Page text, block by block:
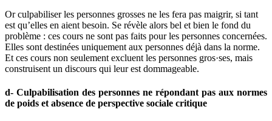
Or culpabiliser les personnes grosses ne les fera pas maigrir, si tant
est qu’elles en aient besoin. Se révèle alors bel et bien le fond du
problème : ces cours ne sont pas faits pour les personnes concernées.
Elles sont destinées uniquement aux personnes déjà dans la norme.
Et ces cours non seulement excluent les personnes gros·ses, mais
construisent un discours qui leur est dommageable.
d- Culpabilisation des personnes ne répondant pas aux normes
de poids et absence de perspective sociale critique